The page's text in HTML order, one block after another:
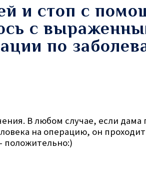
и стоп с
с
по
В любом случае, если
на операцию, он
положительно:)